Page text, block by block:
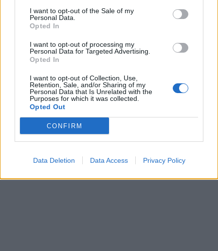
I want to opt-out of the Sale of my
Personal Data.
Opted In
I want to opt-out of processing my
Personal Data for Targeted Advertising.
Opted In
I want to opt-out of Collection, Use,
Retention, Sale, and/or Sharing of my
Personal Data that Is Unrelated with the
Purposes for which it was collected.
Opted Out
CONFIRM
Data Deletion Data Access Privacy Policy